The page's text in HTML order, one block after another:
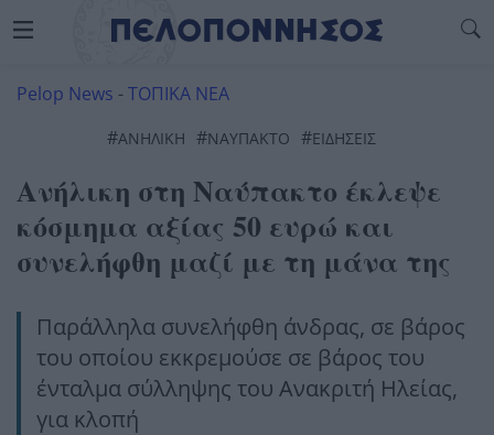
Pelop News -ΤΟΠΙΚΑ ΝΕΑ
#ΑΝΉΛΙΚΗ #ΝΑΥΠΑΚΤΟ #ΕΙΔΗΣΕΙΣ
Ανήλικη στη Ναύπακτο έκλεψε
κόσμημα αξίας 50 ευρώ και
συνελήφθη μαζί με τη μάνα της
Παράλληλα συνελήφθη άνδρας, σε βάρος
του οποίου εκκρεμούσε σε βάρος του
ένταλμα σύλληψης του Ανακριτή Ηλείας,
για κλοπή